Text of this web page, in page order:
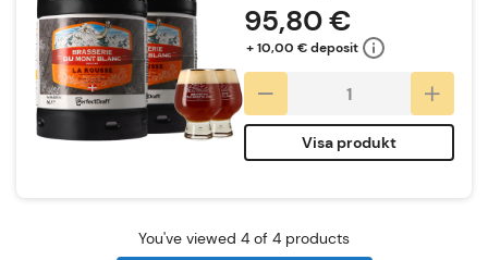
95,80 €
+ 10,00 € deposit
Visa produkt
You've viewed 4 of 4 products